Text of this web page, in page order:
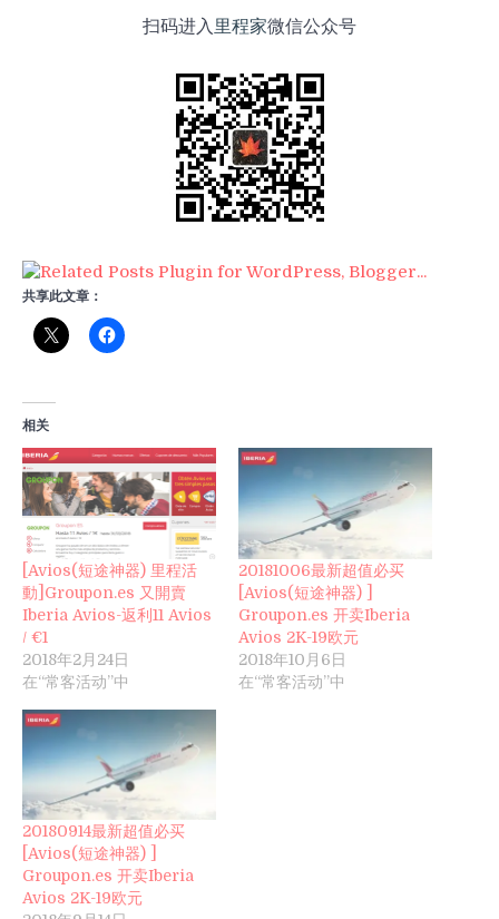
扫码进入里程家微信公众号
共享此文章：
相关
[Avios(短途神器) 里程活
動]Groupon.es 又開賣
Iberia Avios-返利11 Avios
/ €1
2018年2月24日
在“常客活动”中
20181006最新超值必买
[Avios(短途神器) ]
Groupon.es 开卖Iberia
Avios 2K-19欧元
2018年10月6日
在“常客活动”中
20180914最新超值必买
[Avios(短途神器) ]
Groupon.es 开卖Iberia
Avios 2K-19欧元